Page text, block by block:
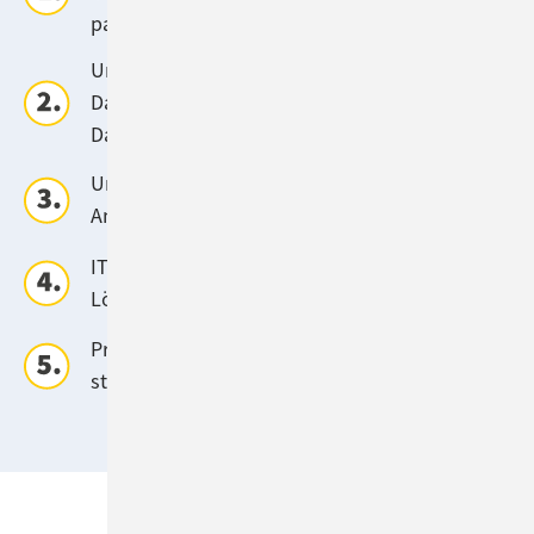
passende Einsatzmöglichkeiten suchen
Unternehmen mit hohen
Datenschutzanforderungen & sensiblen
Datenbeständen
Unternehmen, die Abhängigkeiten zu einzelnen
Anbietern reduzieren wollen
IT-Abteilungen, die effiziente und flexible KI-
Lösungen suchen
Projektverantwortliche, die ein KI-Projekt
starten oder weiterentwickeln möchten